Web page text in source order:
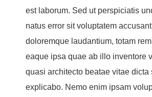
est laborum. Sed ut perspiciatis
natus error sit voluptatem
doloremque laudantium, totam
eaque ipsa quae ab illo inventore
quasi architecto beatae vitae dicta
explicabo. Nemo enim ipsam